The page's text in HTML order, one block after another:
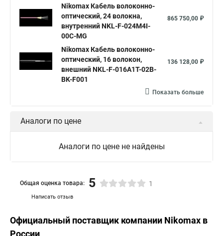
Nikomax Кабель волоконно-
оптический, 24 волокна,
внутренний NKL-F-024M4I-
00C-MG
865 750,00 ₽
Nikomax Кабель волоконно-
оптический, 16 волокон,
внешний NKL-F-016A1T-02B-
BK-F001
136 128,00 ₽
Показать больше
Аналоги по цене
Аналоги по цене не найдены
Написать отзыв
Общая оценка товара: 5 1
Официальный поставщик компании Nikomax в
России